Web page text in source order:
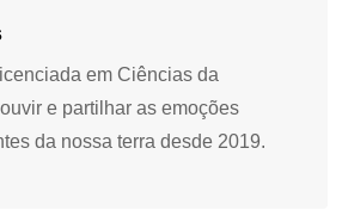
em Ciências da
e partilhar as emoções
da nossa terra desde 2019.